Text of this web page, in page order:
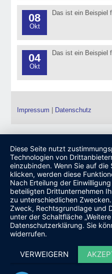
08
Okt
Das ist ein Beispiel
04
Okt
Das ist ein Beispiel
Impressum Datenschutz
Diese Seite nutzt
Technologien von
einzubinden. Wenn Sie auf die
klicken, werden diese
Nach Erteilung der
beteiligten Drittunternehmen
zu unterschiedlichen
Zweck, Rechtsgrundlage und
unter der Schaltfläche
Datenschutzerklärung. Sie
widerrufen.
VERWEIGERN